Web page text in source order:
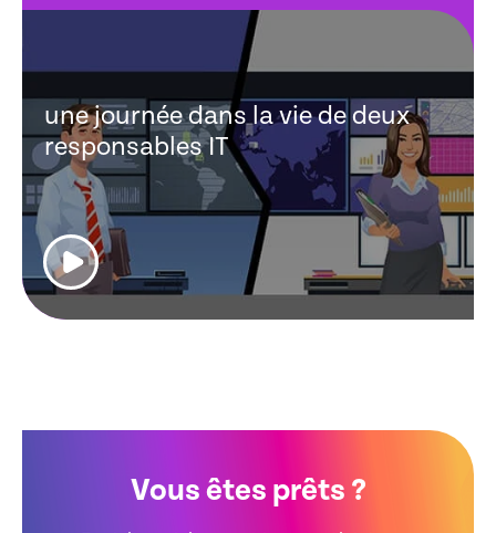
une journée dans la vie de deux
responsables IT
Vous êtes prêts ?